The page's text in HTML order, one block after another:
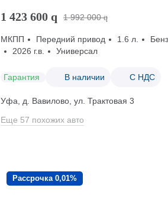
1 423 600 q 1 992 000 q
МКПП Передний привод 1.6 л.
2026 г.в.
Универсал
Гарантия В наличии С НДС
Уфа, д. Вавилово, ул. Трактовая 3
Еще 57 похожих авто
Рассрочка 0,01%